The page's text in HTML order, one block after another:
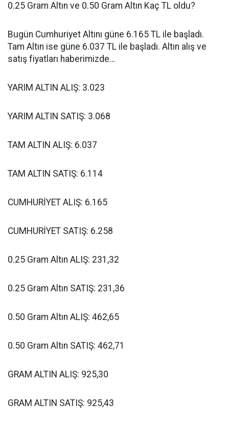
0.25 Gram Altın ve 0.50 Gram Altın Kaç TL oldu?
Bugün Cumhuriyet Altını güne 6.165 TL ile başladı.
Tam Altın ise güne 6.037 TL ile başladı. Altın alış ve
satış fiyatları haberimizde…
YARIM ALTIN ALIŞ: 3.023
YARIM ALTIN SATIŞ: 3.068
TAM ALTIN ALIŞ: 6.037
TAM ALTIN SATIŞ: 6.114
CUMHURİYET ALIŞ: 6.165
CUMHURİYET SATIŞ: 6.258
0.25 Gram Altın ALIŞ: 231,32
0.25 Gram Altın SATIŞ: 231,36
0.50 Gram Altın ALIŞ: 462,65
0.50 Gram Altın SATIŞ: 462,71
GRAM ALTIN ALIŞ: 925,30
GRAM ALTIN SATIŞ: 925,43